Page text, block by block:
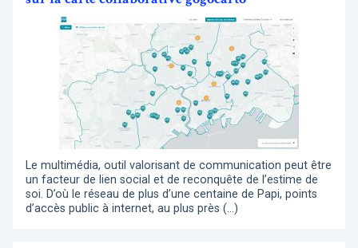
Le multimédia, outil valorisant de communication peut être
un facteur de lien social et de reconquête de l’estime de
soi. D’où le réseau de plus d’une centaine de Papi, points
d’accès public à internet, au plus près (…)